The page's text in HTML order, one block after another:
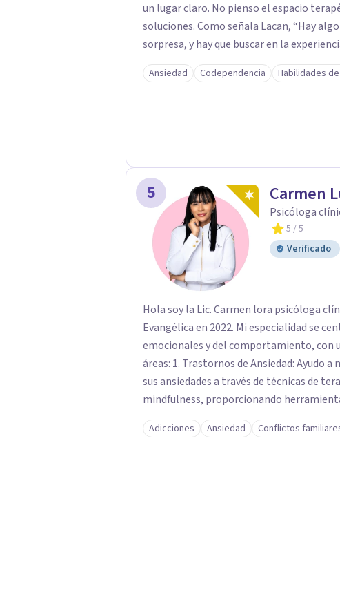
un lugar claro. No pienso el espacio
soluciones. Como señala Lacan, “Hay
sorpresa, y hay que buscar en la
proceso terapéutico implica, de alguna
sobre nosotros mismos para acercarnos a
Ansiedad Codependencia Habilidades
5 Carmen
Psicóloga
5 / 5
Verificado
Hola soy la Lic. Carmen lora psicóloga clínica graduada de la
Evangélica en 2022. Mi especialidad se
emocionales y del comportamiento, con
áreas: 1. Trastornos de Ansiedad: Ayudo a mis pacientes a comprender y manejar
sus ansiedades a través de técnicas de
mindfulness, proporcionando
estresantes. 2. Depresión: Trabajo con individuos que experimentan síntomas de
depresión, ayudándoles a explorar sus
Adicciones Ansiedad Conflictos